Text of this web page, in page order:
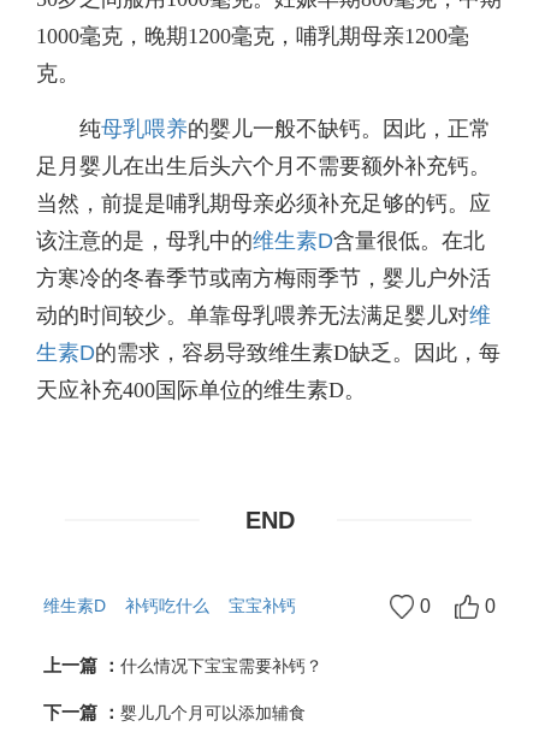
1000毫克，晚期1200毫克，哺乳期母亲1200毫
克。
纯母乳喂养的婴儿一般不缺钙。因此，正常
足月婴儿在出生后头六个月不需要额外补充钙。
当然，前提是哺乳期母亲必须补充足够的钙。应
该注意的是，母乳中的维生素D含量很低。在北
方寒冷的冬春季节或南方梅雨季节，婴儿户外活
动的时间较少。单靠母乳喂养无法满足婴儿对维
生素D的需求，容易导致维生素D缺乏。因此，每
天应补充400国际单位的维生素D。
END
维生素D 补钙吃什么 宝宝补钙 0 0
上一篇 ： 什么情况下宝宝需要补钙？
下一篇 ： 婴儿几个月可以添加辅食